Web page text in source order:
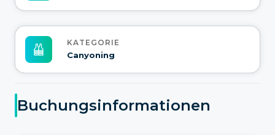
KATEGORIE
Canyoning
Buchungsinformationen